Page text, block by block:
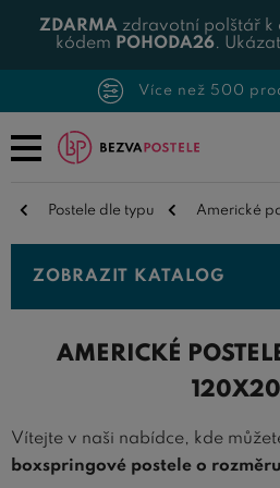
ZDARMA zdravotní polštář k
kódem POHODA26. Ukázat
Více než 500
Postele dle typu Americké
ZOBRAZIT KATALOG
AMERICKÉ
Vítejte v naši nabídce, kde
boxspringové postele o